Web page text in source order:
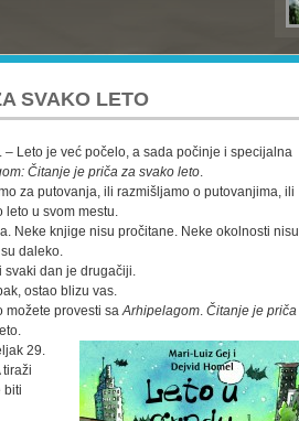
SVAKO LETO
– Leto je već počelo, a sada počinje i specijalna
Čitanje je priča za svako leto.
za putovanja, ili razmišljamo o putovanjima, ili
leto u svom mestu.
Neke knjige nisu pročitane. Neke okolnosti nisu
daleko.
svaki dan je drugačiji.
ostao blizu vas.
možete provesti saArhipelagom. Čitanje je priča
29.
tiraži
biti